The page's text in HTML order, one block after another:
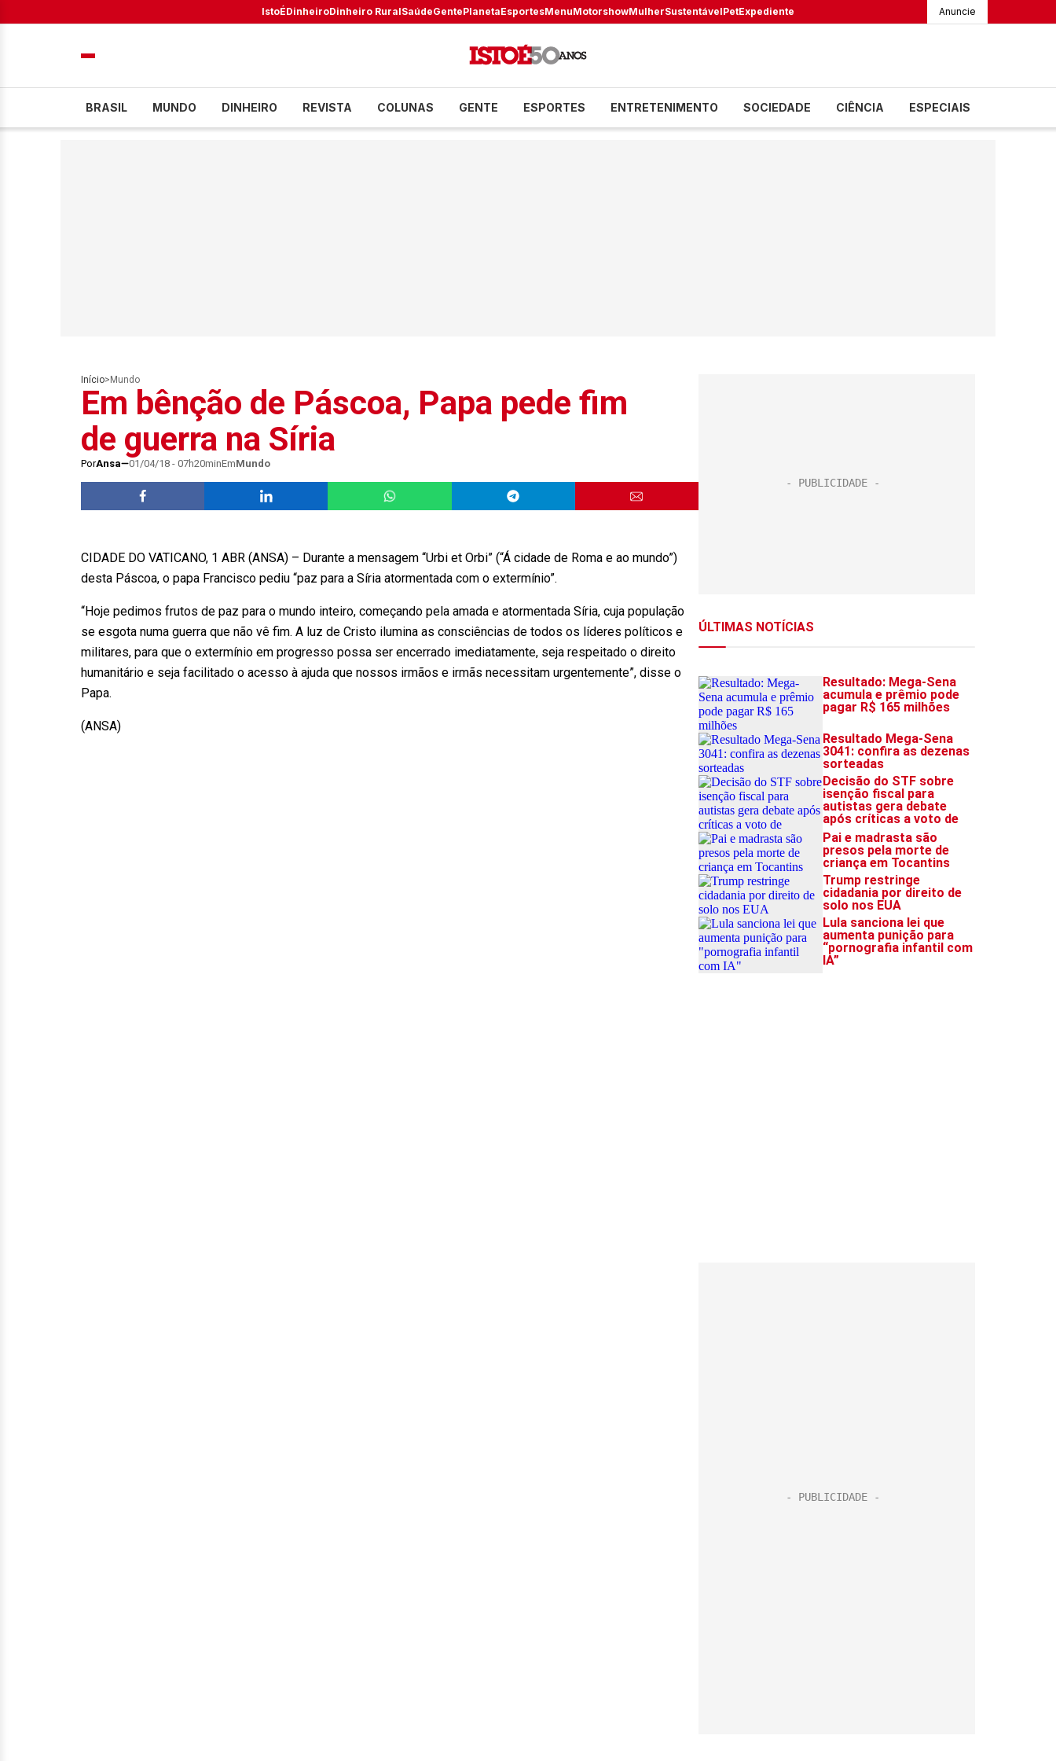
IstoÉDinheiroDinheiro RuralSaúdeGentePlanetaEsportesMenuMotorshowMulherSustentávelPetExpediente Anuncie
BRASIL MUNDO DINHEIRO REVISTA COLUNAS GENTE ESPORTES ENTRETENIMENTO SOCIEDADE CIÊNCIA ESPECIAIS
Início> Mundo
Em bênção de Páscoa, Papa pede fim
de guerra na Síria
PorAnsa 01/04/18 - 07h20minEmMundo
CIDADE DO VATICANO, 1 ABR (ANSA) – Durante a mensagem “Urbi et Orbi” (“Á cidade de Roma e ao mundo”)
desta Páscoa, o papa Francisco pediu “paz para a Síria atormentada com o extermínio”.
“Hoje pedimos frutos de paz para o mundo inteiro, começando pela amada e atormentada Síria, cuja população
se esgota numa guerra que não vê fim. A luz de Cristo ilumina as consciências de todos os líderes políticos e
militares, para que o extermínio em progresso possa ser encerrado imediatamente, seja respeitado o direito
humanitário e seja facilitado o acesso à ajuda que nossos irmãos e irmãs necessitam urgentemente”, disse o
Papa.
(ANSA)